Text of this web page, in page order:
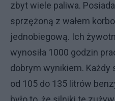
zbyt wiele paliwa.
sprzężoną z wałem
jednobiegową. Ich
wynosiła 1000 godzin
dobrym wynikiem. Każdy
od 105 do 135 litrów